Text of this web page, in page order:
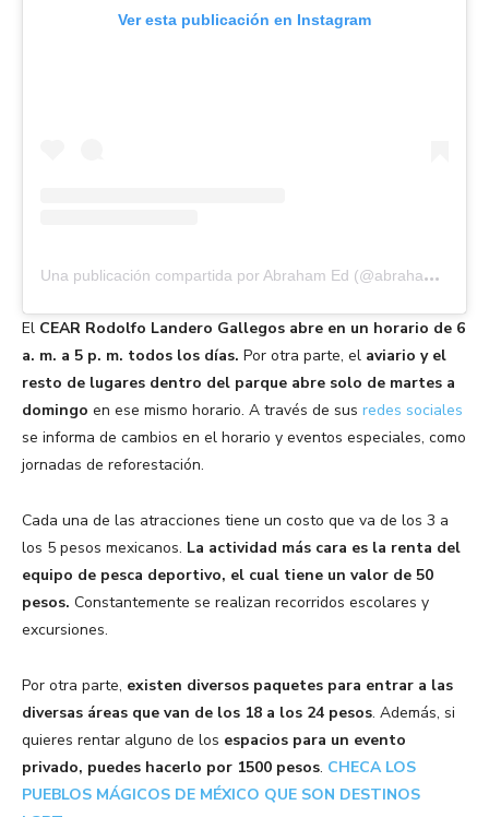
Ver esta publicación en Instagram
U
na publicación compartida por Abraham Ed (@abraham.2d)
El CEAR Rodolfo Landero Gallegos abre en un horario de 6
a. m. a 5 p. m. todos los días. Por otra parte, el aviario y el
resto de lugares dentro del parque abre solo de martes a
domingo en ese mismo horario. A través de sus redes sociales
se informa de cambios en el horario y eventos especiales, como
jornadas de reforestación.
Cada una de las atracciones tiene un costo que va de los 3 a
los 5 pesos mexicanos. La actividad más cara es la renta del
equipo de pesca deportivo, el cual tiene un valor de 50
pesos. Constantemente se realizan recorridos escolares y
excursiones.
Por otra parte, existen diversos paquetes para entrar a las
diversas áreas que van de los 18 a los 24 pesos. Además, si
quieres rentar alguno de los espacios para un evento
privado, puedes hacerlo por 1500 pesos. CHECA LOS
PUEBLOS MÁGICOS DE MÉXICO QUE SON DESTINOS